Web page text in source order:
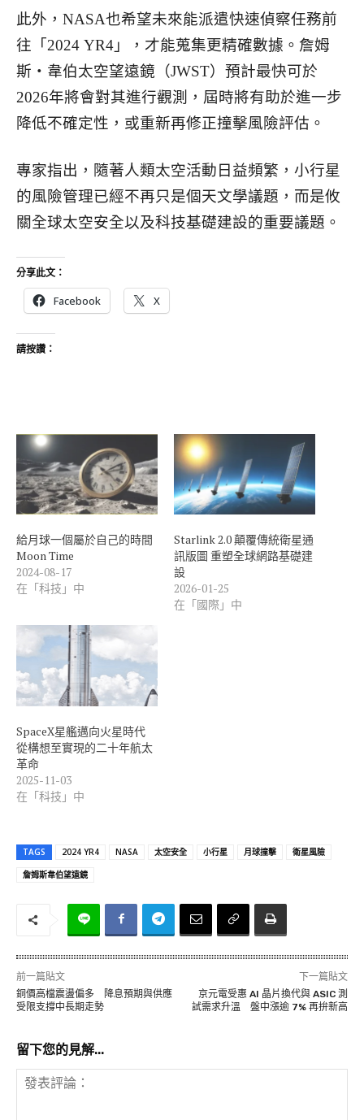
此外，NASA也希望未來能派遣快速偵察任務前
往「2024 YR4」，才能蒐集更精確數據。詹姆
斯・韋伯太空望遠鏡（JWST）預計最快可於
2026年將會對其進行觀測，屆時將有助於進一步
降低不確定性，或重新再修正撞擊風險評估。
專家指出，隨著人類太空活動日益頻繁，小行星
的風險管理已經不再只是個天文學議題，而是攸
關全球太空安全以及科技基礎建設的重要議題。
分享此文：
Facebook X
請按讚：
給月球一個屬於自己的時間
Moon Time
2024-08-17
在「科技」中
Starlink 2.0 顛覆傳統衛星通
訊版圖 重塑全球網路基礎建
設
2026-01-25
在「國際」中
SpaceX星艦邁向火星時代
從構想至實現的二十年航太
革命
2025-11-03
在「科技」中
TAGS 2024 YR4 NASA 太空安全 小行星 月球撞擊
衛星風險
詹姆斯韋伯望遠鏡
前一篇貼文
銅價高檔震盪偏多 降息預期與供應
受限支撐中長期走勢
下一篇貼文
京元電受惠 AI 晶片換代與 ASIC 測
試需求升溫 盤中漲逾 7% 再拚新高
留下您的見解...